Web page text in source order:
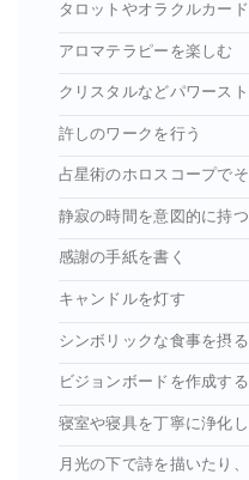
タロットやオラクルカー
アロマテラピーを楽しむ
クリスタルなどパワース
許しのワークを行う
占星術のホロスコープで
静寂の時間を意図的に持つ
感謝の手紙を書く
キャンドルを灯す
シンボリックな食事を摂る
ビジョンボードを作成する
寝室や寝具を丁寧に浄化
月光の下で詩を描いたり